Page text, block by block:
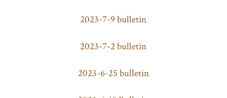
2023-7-9 bulletin
2023-7-2 bulletin
2023-6-25 bulletin